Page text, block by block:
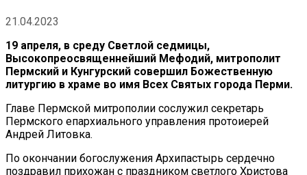
21.04.2023
19 апреля, в среду Светлой седмицы,
Высокопреосвященнейший Мефодий, митрополит
Пермский и Кунгурский совершил Божественную
литургию в храме во имя Всех Святых города Перми.
Главе Пермской митрополии сослужил секретарь
Пермского епархиального управления протоиерей
Андрей Литовка.
По окончании богослужения Архипастырь сердечно
поздравил прихожан с праздником светлого Христова